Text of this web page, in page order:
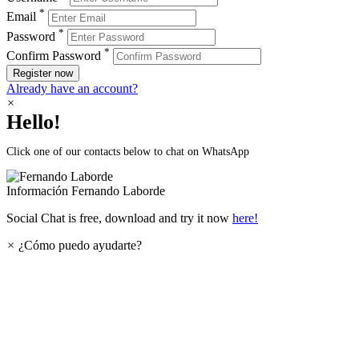
Email *
Password *
Confirm Password *
Register now
Already have an account?
×
Hello!
Click one of our contacts below to chat on WhatsApp
Información Fernando Laborde
Social Chat is free, download and try it now here!
× ¿Cómo puedo ayudarte?